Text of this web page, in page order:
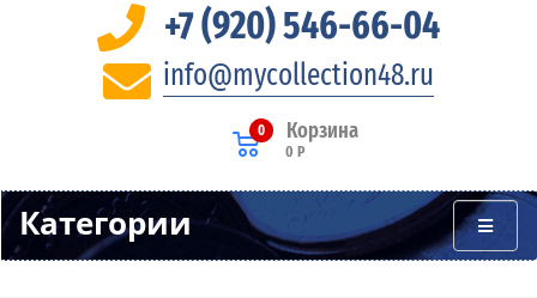
+7 (920) 546-66-04
info@mycollection48.ru
Корзина
0
0 Р
Категории